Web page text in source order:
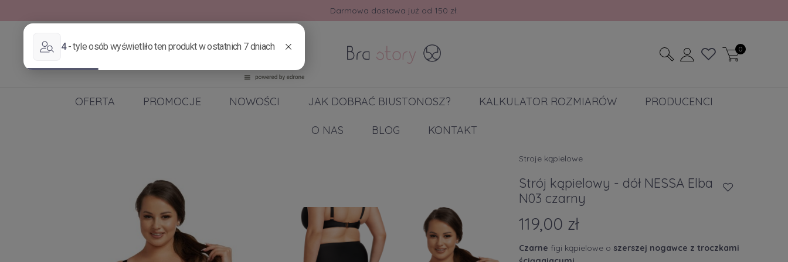
30 dni na zwrot lub wymianę.
0
OFERTA PROMOCJE NOWOŚCI JAK DOBRAĆ BIUSTONOSZ? KALKULATOR ROZMIARÓW PRODUCENCI
O NAS BLOG KONTAKT
Stroje kąpielowe
Strój kąpielowy - dół NESSA Elba
N03 czarny
119,00 zł
Czarne figi kąpielowe o szerszej nogawce z troczkami